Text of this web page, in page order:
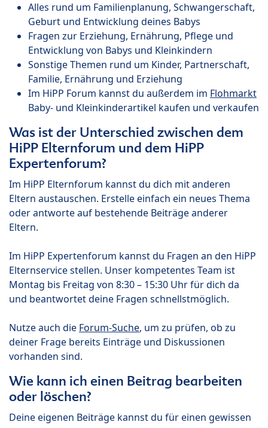
Alles rund um Familienplanung, Schwangerschaft,
Geburt und Entwicklung deines Babys
Fragen zur Erziehung, Ernährung, Pflege und
Entwicklung von Babys und Kleinkindern
Sonstige Themen rund um Kinder, Partnerschaft,
Familie, Ernährung und Erziehung
Im HiPP Forum kannst du außerdem im Flohmarkt
Baby- und Kleinkinderartikel kaufen und verkaufen
Was ist der Unterschied zwischen dem
HiPP Elternforum und dem HiPP
Expertenforum?
Im HiPP Elternforum kannst du dich mit anderen
Eltern austauschen. Erstelle einfach ein neues Thema
oder antworte auf bestehende Beiträge anderer
Eltern.
Im HiPP Expertenforum kannst du Fragen an den HiPP
Elternservice stellen. Unser kompetentes Team ist
Montag bis Freitag von 8:30 – 15:30 Uhr für dich da
und beantwortet deine Fragen schnellstmöglich.
Nutze auch die Forum-Suche, um zu prüfen, ob zu
deiner Frage bereits Einträge und Diskussionen
vorhanden sind.
Wie kann ich einen Beitrag bearbeiten
oder löschen?
Deine eigenen Beiträge kannst du für einen gewissen